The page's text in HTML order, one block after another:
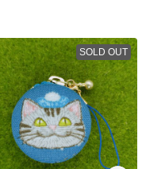
SOLD OUT